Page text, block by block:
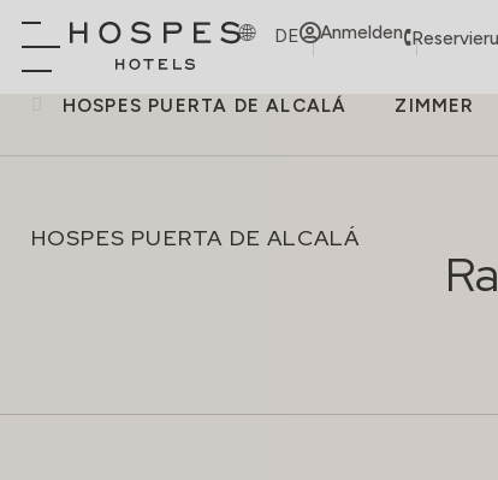
DE Anmelden
HOSPES PUERTA DE ALCALÁ ZIMMER
HOSPES PUERTA DE ALCALÁ